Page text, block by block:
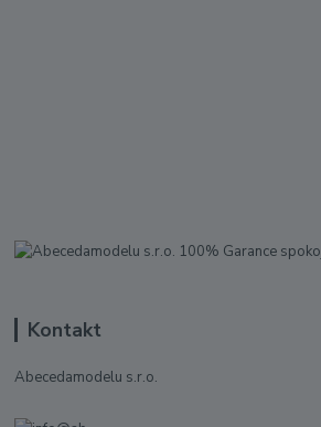
Kontakt
Abecedamodelu s.r.o.